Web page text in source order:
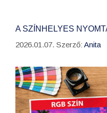
A SZÍNHELYES
2026.01.07. Szerző: Anita